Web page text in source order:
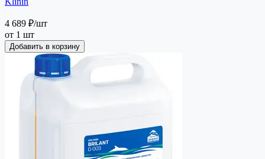
4 689 ₽/шт
от 1 шт
Добавить в корзину